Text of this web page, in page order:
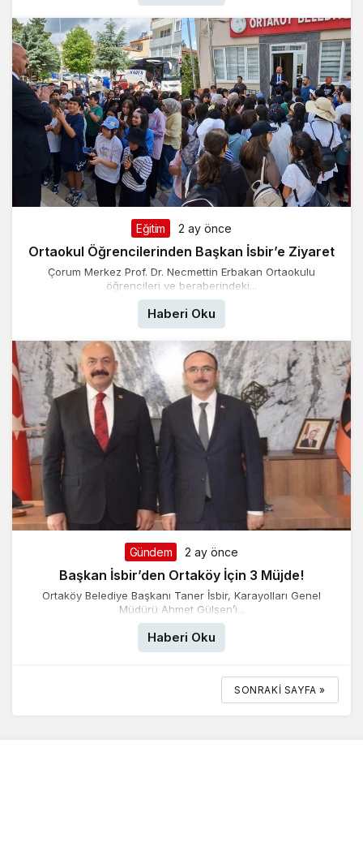
Eğitim 2 ay önce
Ortaokul Öğrencilerinden Başkan İsbir’e Ziyaret
Çorum Merkez Prof. Dr. Necmettin Erbakan Ortaokulu
öğrencileri ve beraberindeki...
Haberi Oku
Gündem 2 ay önce
Başkan İsbir’den Ortaköy İçin 3 Müjde!
Ortaköy Belediye Başkanı Taner İsbir, Karayolları Genel
Müdürü Ahmet Gülşen’i...
Haberi Oku
SONRAKI SAYFA »